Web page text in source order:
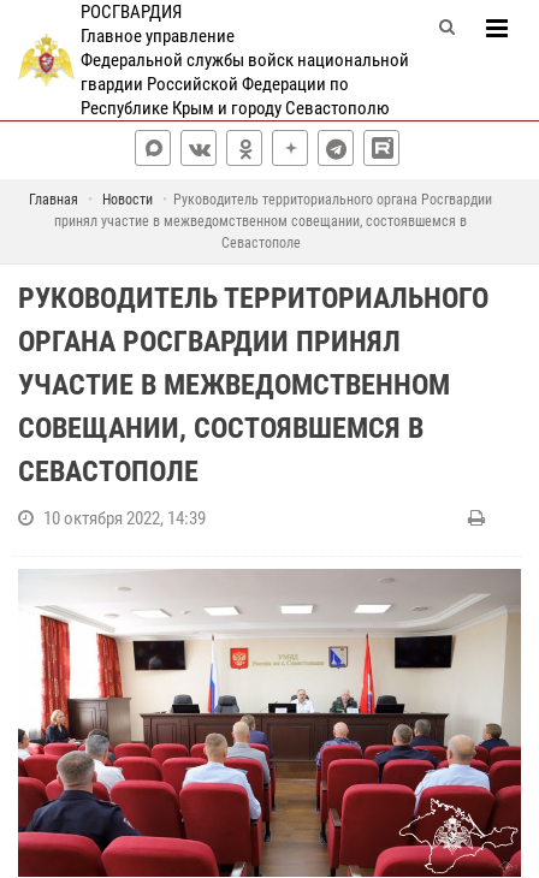
РОСГВАРДИЯ
Главное управление
Федеральной службы войск национальной
гвардии Российской Федерации по
Республике Крым и городу Севастополю
Главная Новости
Руководитель территориального органа Росгвардии
принял участие в межведомственном совещании, состоявшемся в
Севастополе
РУКОВОДИТЕЛЬ ТЕРРИТОРИАЛЬНОГО
ОРГАНА РОСГВАРДИИ ПРИНЯЛ
УЧАСТИЕ В МЕЖВЕДОМСТВЕННОМ
СОВЕЩАНИИ, СОСТОЯВШЕМСЯ В
СЕВАСТОПОЛЕ
10 октября 2022, 14:39